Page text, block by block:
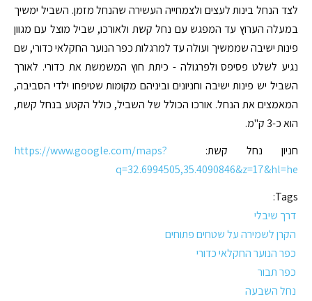
לצד הנחל בינות לעצים ולצמחייה העשירה שהנחל מזמן. השביל ימשיך
במעלה הערוץ עד המפגש עם נחל קשת ולאורכו, שביל מוצל עם מגוון
פינות ישיבה שממשיך ועולה עד למרגלות כפר הנוער החקלאי כדורי, שם
נגיע לשלט פסיפס ולפרגולה - כיתת חוץ המשמשת את כדורי. לאורך
השביל יש פינות ישיבה וחניונים וביניהם מקומות שטיפחו ילדי הסביבה,
המאמצים את הנחל. אורכו הכולל של השביל, כולל הקטע בנחל קשת,
הוא כ-3 ק"מ.
חניון נחל קשת: https://www.google.com/maps?
q=32.6994505,35.4090846&z=17&hl=he
Tags:
דרך שיבלי
הקרן לשמירה על שטחים פתוחים
כפר הנוער החקלאי כדורי
כפר תבור
נחל השבעה